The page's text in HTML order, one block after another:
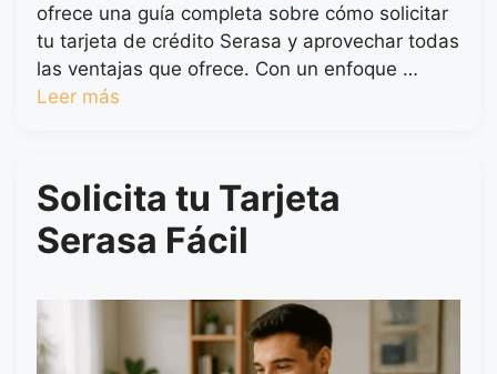
ofrece una guía completa sobre cómo solicitar
tu tarjeta de crédito Serasa y aprovechar todas
las ventajas que ofrece. Con un enfoque …
Leer más
Solicita tu Tarjeta
Serasa Fácil